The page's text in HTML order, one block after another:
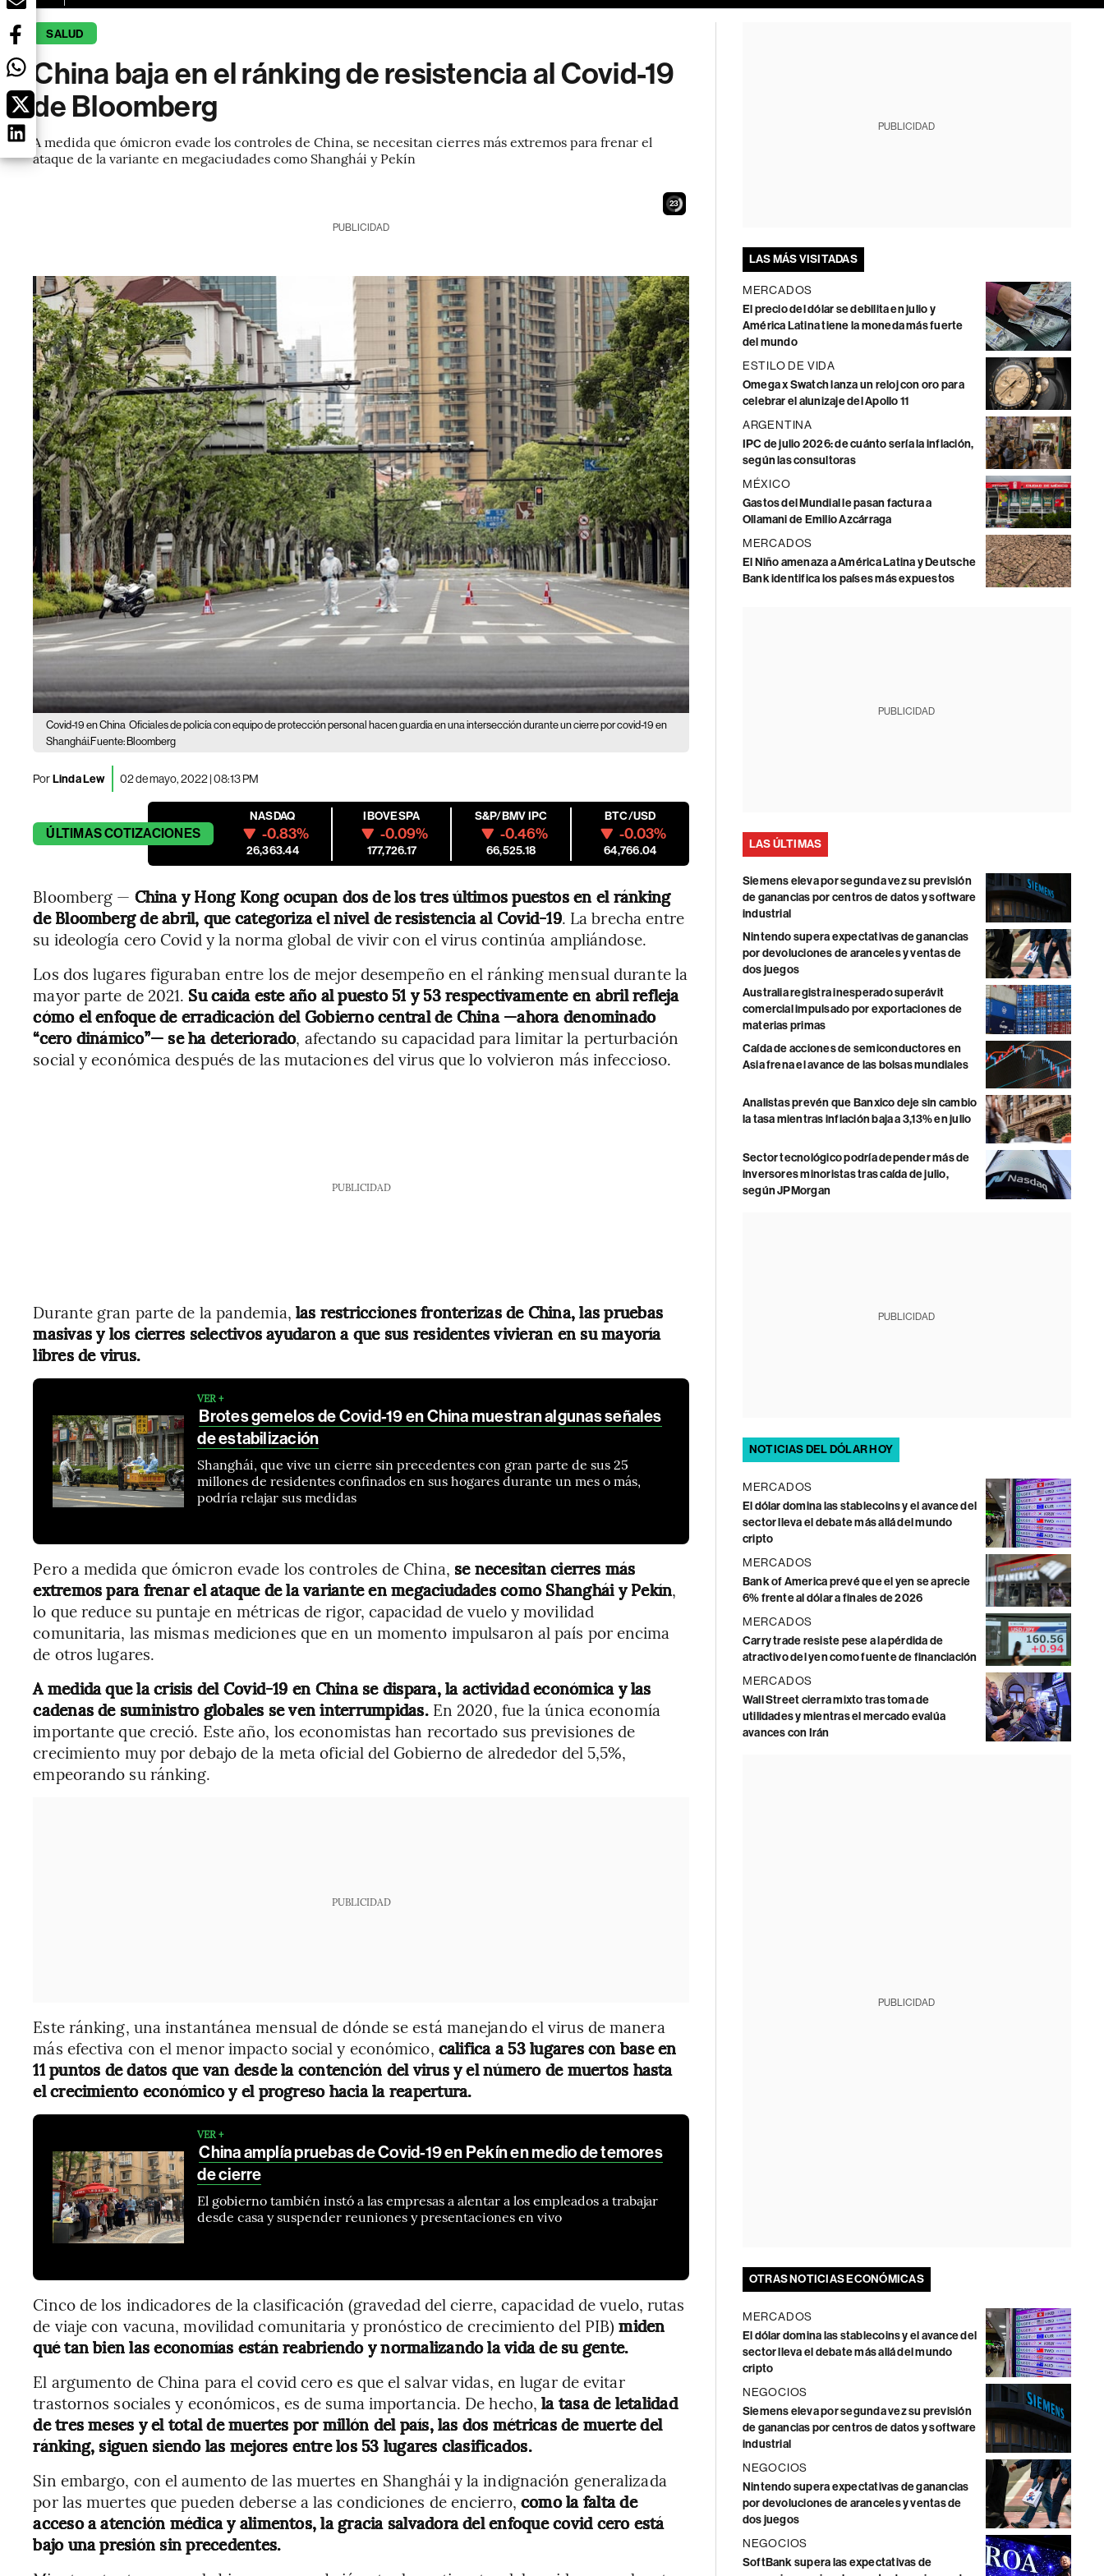
SALUD
China baja en el ránking de resistencia al Covid-19
de Bloomberg
A medida que ómicron evade los controles de China, se necesitan cierres más extremos para frenar el
ataque de la variante en megaciudades como Shanghái y Pekín
21
PUBLICIDAD
Covid-19 en China Oficiales de policía con equipo de protección personal hacen guardia en una intersección durante un cierre por covid-19 en
Shanghái.Fuente: Bloomberg
PorLinda Lew 02 de mayo, 2022 | 08:13 PM
ÚLTIMASCOTIZACIONES
NASDAQ
-0.83%
26,363.44
IBOVESPA
-0.09%
177,726.17
S&P/BMV IPC
-0.46%
66,525.18
BTC/USD
-0.03%
64,766.04
Bloomberg — China y Hong Kong ocupan dos de los tres últimos puestos en el ránking
de Bloomberg de abril, que categoriza el nivel de resistencia al Covid-19. La brecha entre
su ideología cero Covid y la norma global de vivir con el virus continúa ampliándose.
Los dos lugares figuraban entre los de mejor desempeño en el ránking mensual durante la
mayor parte de 2021. Su caída este año al puesto 51 y 53 respectivamente en abril refleja
cómo el enfoque de erradicación del Gobierno central de China —ahora denominado
“cero dinámico”— se ha deteriorado, afectando su capacidad para limitar la perturbación
social y económica después de las mutaciones del virus que lo volvieron más infeccioso.
PUBLICIDAD
Durante gran parte de la pandemia, las restricciones fronterizas de China, las pruebas
masivas y los cierres selectivos ayudaron a que sus residentes vivieran en su mayoría
libres de virus.
VER +
Brotes gemelos de Covid-19 en China muestran algunas señales
de estabilización
Shanghái, que vive un cierre sin precedentes con gran parte de sus 25
millones de residentes confinados en sus hogares durante un mes o más,
podría relajar sus medidas
Pero a medida que ómicron evade los controles de China, se necesitan cierres más
extremos para frenar el ataque de la variante en megaciudades como Shanghái y Pekín,
lo que reduce su puntaje en métricas de rigor, capacidad de vuelo y movilidad
comunitaria, las mismas mediciones que en un momento impulsaron al país por encima
de otros lugares.
A medida que la crisis del Covid-19 en China se dispara, la actividad económica y las
cadenas de suministro globales se ven interrumpidas.En 2020, fue la única economía
importante que creció. Este año, los economistas han recortado sus previsiones de
crecimiento muy por debajo de la meta oficial del Gobierno de alrededor del 5,5%,
empeorando su ránking.
PUBLICIDAD
Este ránking, una instantánea mensual de dónde se está manejando el virus de manera
más efectiva con el menor impacto social y económico, califica a 53 lugares con base en
11 puntos de datos que van desde la contención del virus y el número de muertos hasta
el crecimiento económico y el progreso hacia la reapertura.
VER +
China amplía pruebas de Covid-19 en Pekín en medio de temores
de cierre
El gobierno también instó a las empresas a alentar a los empleados a trabajar
desde casa y suspender reuniones y presentaciones en vivo
Cinco de los indicadores de la clasificación (gravedad del cierre, capacidad de vuelo, rutas
de viaje con vacuna, movilidad comunitaria y pronóstico de crecimiento del PIB)miden
qué tan bien las economías están reabriendo y normalizando la vida de su gente.
El argumento de China para el covid cero es que el salvar vidas, en lugar de evitar
trastornos sociales y económicos, es de suma importancia. De hecho,la tasa de letalidad
de tres meses y el total de muertes por millón del país, las dos métricas de muerte del
ránking, siguen siendo las mejores entre los 53 lugares clasificados.
Sin embargo, con el aumento de las muertes en Shanghái y la indignación generalizada
por las muertes que pueden deberse a las condiciones de encierro, como la falta de
acceso a atención médica y alimentos, la gracia salvadora del enfoque covid cero está
bajo una presión sin precedentes.
PUBLICIDAD
LAS MÁS VISITADAS
MERCADOS
El precio del dólar se debilita en julio y
América Latina tiene la moneda más fuerte
del mundo
ESTILO DE VIDA
Omega x Swatch lanza un reloj con oro para
celebrar el alunizaje del Apollo 11
ARGENTINA
IPC de julio 2026: de cuánto sería la inflación,
según las consultoras
MÉXICO
Gastos del Mundial le pasan factura a
Ollamani de Emilio Azcárraga
MERCADOS
El Niño amenaza a América Latina y Deutsche
Bank identifica los países más expuestos
PUBLICIDAD
LAS ÚLTIMAS
Siemens eleva por segunda vez su previsión
de ganancias por centros de datos y software
industrial
Nintendo supera expectativas de ganancias
por devoluciones de aranceles y ventas de
dos juegos
Australia registra inesperado superávit
comercial impulsado por exportaciones de
materias primas
Caída de acciones de semiconductores en
Asia frena el avance de las bolsas mundiales
Analistas prevén que Banxico deje sin cambio
la tasa mientras inflación baja a 3,13% en julio
Sector tecnológico podría depender más de
inversores minoristas tras caída de julio,
según JPMorgan
PUBLICIDAD
NOTICIAS DEL DÓLAR HOY
MERCADOS
El dólar domina las stablecoins y el avance del
sector lleva el debate más allá del mundo
cripto
MERCADOS
Bank of America prevé que el yen se aprecie
6% frente al dólar a finales de 2026
MERCADOS
Carry trade resiste pese a la pérdida de
atractivo del yen como fuente de financiación
MERCADOS
Wall Street cierra mixto tras toma de
utilidades y mientras el mercado evalúa
avances con Irán
PUBLICIDAD
OTRAS NOTICIAS ECONÓMICAS
MERCADOS
El dólar domina las stablecoins y el avance del
sector lleva el debate más allá del mundo
cripto
NEGOCIOS
Siemens eleva por segunda vez su previsión
de ganancias por centros de datos y software
industrial
NEGOCIOS
Nintendo supera expectativas de ganancias
por devoluciones de aranceles y ventas de
dos juegos
NEGOCIOS
SoftBank supera las expectativas de